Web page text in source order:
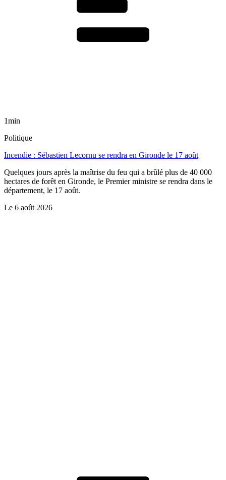
1min
Politique
Incendie : Sébastien Lecornu se rendra en Gironde le 17 août
Quelques jours après la maîtrise du feu qui a brûlé plus de 40 000
hectares de forêt en Gironde, le Premier ministre se rendra dans le
département, le 17 août.
Le 6 août 2026